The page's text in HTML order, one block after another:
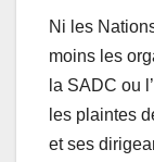
Ni les
moins les
la SADC ou
les plaintes
et ses